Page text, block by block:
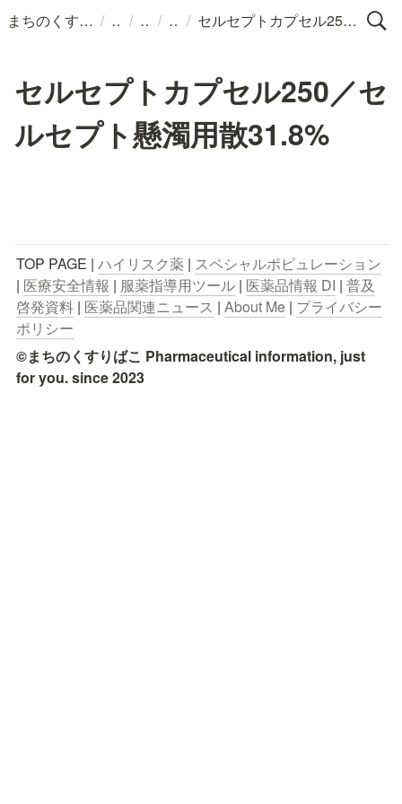
まちのくすりばこ / / / / セルセプトカプセル250／セルセプト懸濁用散31.8%
セルセプトカプセル250／セ
ルセプト懸濁用散31.8%
TOP PAGE | ハイリスク薬 | スペシャルポピュレーション
| 医療安全情報 | 服薬指導用ツール | 医薬品情報 DI | 普及
啓発資料 | 医薬品関連ニュース | About Me | プライバシー
ポリシー
©まちのくすりばこ Pharmaceutical information, just
for you. since 2023